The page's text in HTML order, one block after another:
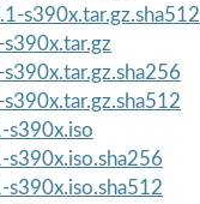
s390x.tar.gz.sha512
s390x.iso
s390x.iso.sha256
s390x.iso.sha512